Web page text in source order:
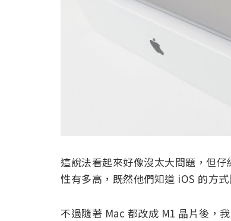
這說法看起來好像沒太大問題，但
性有多高，既然他們知道 iOS 的方
不過隨著 Mac 都改成 M1 晶片後，